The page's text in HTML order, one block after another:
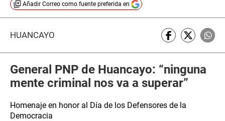
Añadir Correo como fuente preferida en
HUANCAYO
General PNP de Huancayo: “ninguna
mente criminal nos va a superar”
Homenaje en honor al Día de los Defensores de la
Democracia